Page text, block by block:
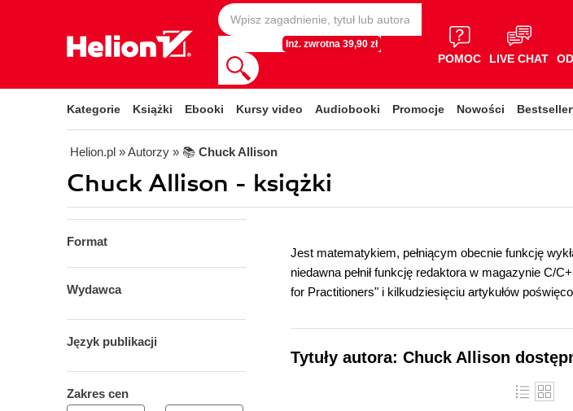
Inż. zwrotna 39,90 zł
POMOC LIVE CHAT
Kategorie Książki Ebooki Kursy video Audiobooki Promocje Nowości
Helion.pl » Autorzy » 📚 Chuck Allison
Chuck Allison - książki
Format
Wydawca
Język publikacji
Zakres cen
Jest matematykiem, pełniącym obecnie funkcję
niedawna pełnił funkcję redaktora w magazynie C/
for Practitioners" i kilkudziesięciu artykułów
Tytuły autora: Chuck Allison